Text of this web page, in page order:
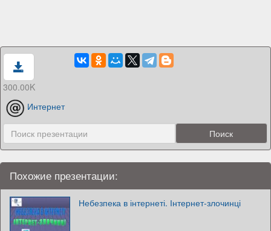
300.00K
Интернет
Похожие презентации:
Небезпека в інтернеті. Інтернет-злочинці